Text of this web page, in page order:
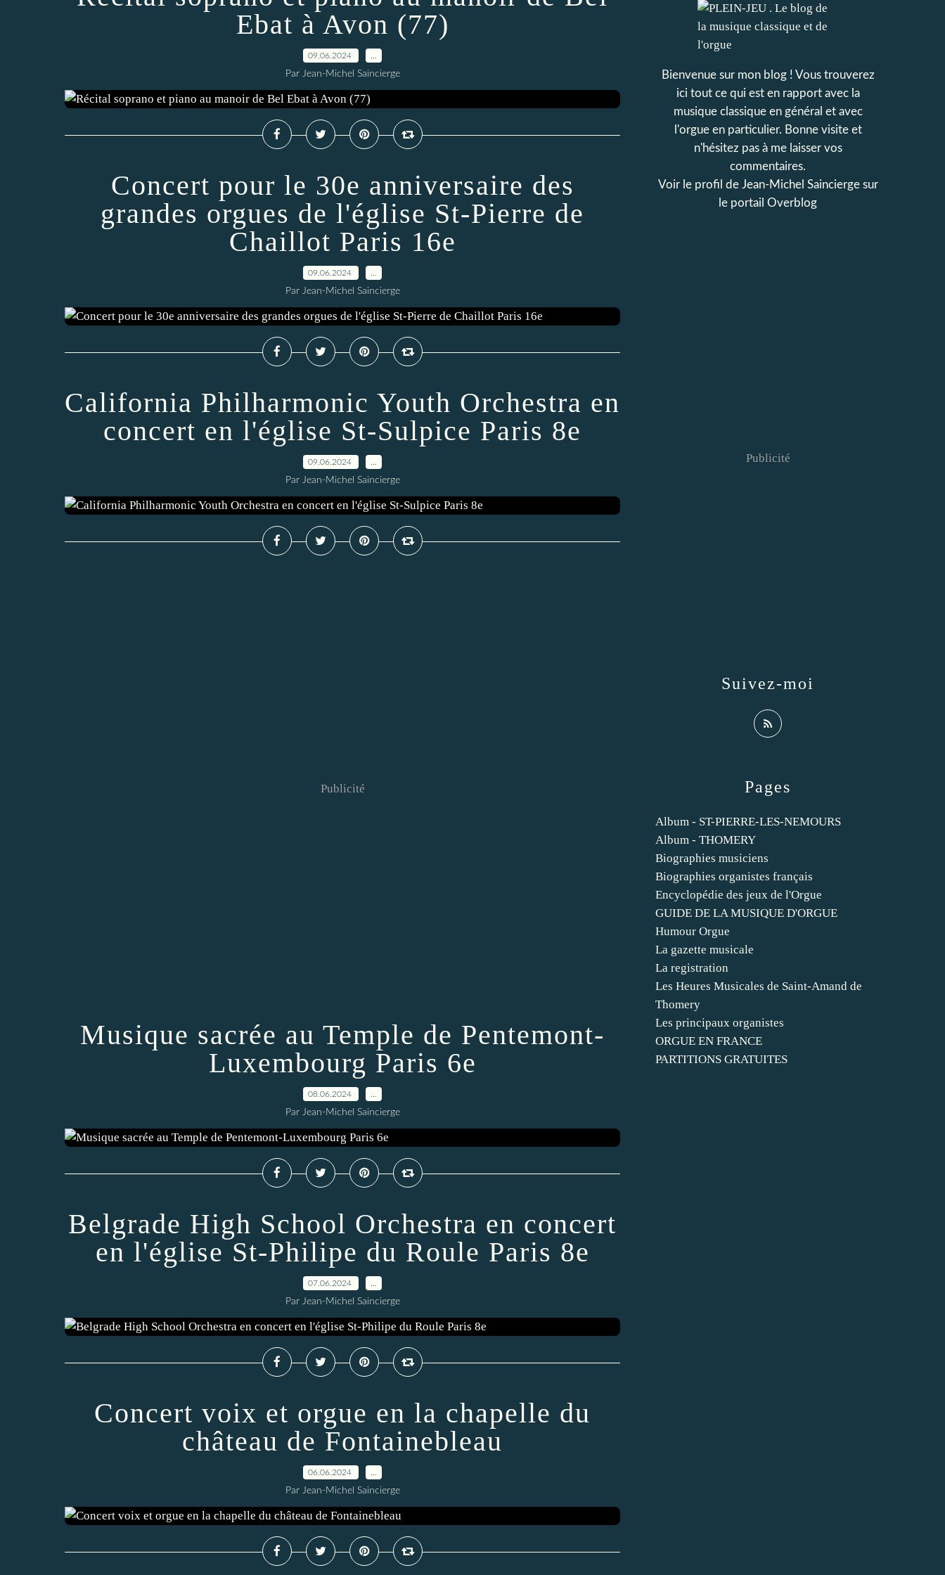
Ebat à Avon (77)
09.06.2024
Par Jean-Michel Saincierge
Concert pour le 30e anniversaire des
grandes orgues de l'église St-Pierre de
Chaillot Paris 16e
09.06.2024
Par Jean-Michel Saincierge
California Philharmonic Youth Orchestra en
concert en l'église St-Sulpice Paris 8e
09.06.2024
Par Jean-Michel Saincierge
Publicité
Musique sacrée au Temple de Pentemont-
Luxembourg Paris 6e
08.06.2024
Par Jean-Michel Saincierge
Belgrade High School Orchestra en concert
en l'église St-Philipe du Roule Paris 8e
07.06.2024
Par Jean-Michel Saincierge
Concert voix et orgue en la chapelle du
château de Fontainebleau
06.06.2024
Par Jean-Michel Saincierge
Pages
Album - ST-PIERRE-LES-NEMOURS
Album - THOMERY
Biographies musiciens
Biographies organistes français
Encyclopédie des jeux de l'Orgue
GUIDE DE LA MUSIQUE D'ORGUE
Humour Orgue
La gazette musicale
La registration
Les Heures Musicales de Saint-Amand de
Thomery
Les principaux organistes
ORGUE EN FRANCE
PARTITIONS GRATUITES
Bienvenue sur mon blog ! Vous trouverez
ici tout ce qui est en rapport avec la
musique classique en général et avec
l'orgue en particulier. Bonne visite et
n'hésitez pas à me laisser vos
commentaires.
Voir le profil de Jean-Michel Sainciergesur
le portail Overblog
Suivez-moi
Publicité